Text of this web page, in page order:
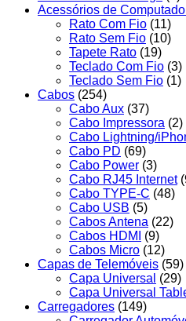
Acessórios de
Rato Com Fio (11)
Rato Sem Fio (10)
Tapete Rato (19)
Teclado Com Fio (3)
Teclado Sem Fio (1)
Cabos (254)
Cabo Aux (37)
Cabo Impressora (2)
Cabo Lightning/
Cabo PD (69)
Cabo Power (3)
Cabo RJ45 Internet
Cabo TYPE-C (48)
Cabo USB (5)
Cabos Antena (22)
Cabos HDMI
(9)
Cabos Micro (12)
Capas de Telemóveis (59)
Capa Universal (29)
Capa Universal
Carregadores (149)